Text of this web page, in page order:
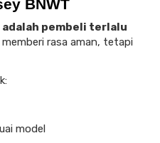
BNWT
adalah pembeli terlalu
memberi rasa aman, tetapi
model